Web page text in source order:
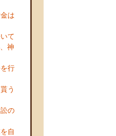
は
て
神
行
う
の
自